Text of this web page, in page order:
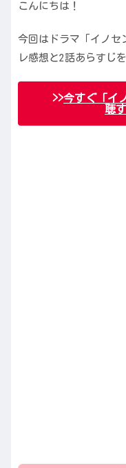
こんにちは！
今回はドラマ「イノ
レ感想と2話あらすじ
>>今すぐ「イ
聴